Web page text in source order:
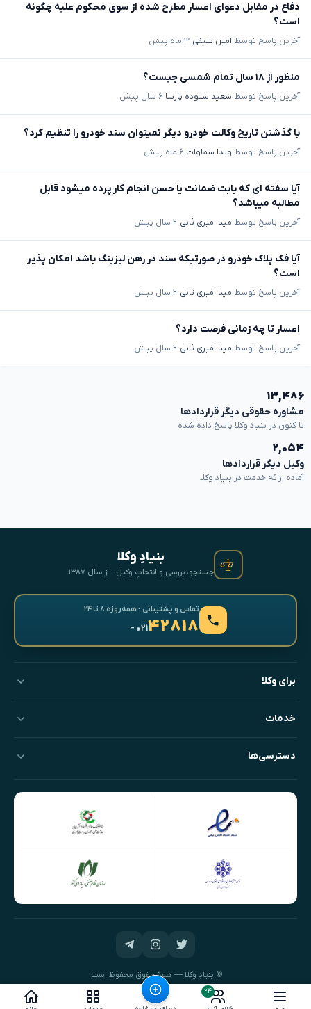
۲۴
دفاع در مقابل دعوای اعسار مطرح شده از سوی محکوم علیه چگونه
است؟
آخرین پاسخ توسط امین سیفی ۳ ماه پیش
منظور از ۱۸ سال تمام شمسی چیست؟
آخرین پاسخ توسط سعید ستوده پارسا ۶ سال پیش
با گذشتن تاریخ وکالت خودرو دیگر نمیتوان سند خودرو را تنظیم کرد؟
آخرین پاسخ توسط ویدا سماوات ۶ ماه پیش
آیا سفته ای که بابت ضمانت یا حسن انجام کار پرده میشود قابل
مطالبه میباشد؟
آخرین پاسخ توسط مینا امیری ثانی ۲ سال پیش
آیا فک پلاک خودرو در صورتیکه سند در رهن لیزینگ باشد امکان پذیر
است؟
آخرین پاسخ توسط مینا امیری ثانی ۲ سال پیش
اعسار تا چه زمانی فرصت دارد؟
آخرین پاسخ توسط مینا امیری ثانی ۲ سال پیش
۱۳,۴۸۶
مشاوره حقوقی دیگر قراردادها
تا کنون در بنیاد وکلا پاسخ داده شده
۲,۰۵۴
وکیل دیگر قراردادها
آماده ارائه خدمت در بنیاد وکلا
بنیادِ وکلا
جستجو، بررسی و انتخابِ وکیل · از سال ۱۳۸۷
تماس و پشتیبانی · همه‌روزه ۸ تا ۲۴
۴۲۸۱۸- ۰۲۱
برای وکلا
خدمات
دسترسی‌ها
© بنیادِ وکلا — همهٔ حقوق محفوظ است.
طراحی و توسعه:نیک‌داده‌پرداز